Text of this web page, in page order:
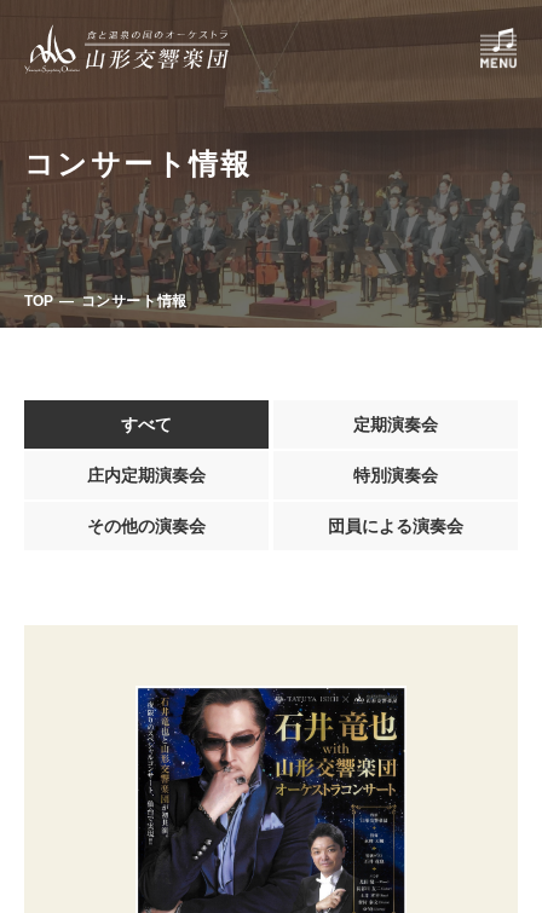
コンサート情報
TOP コンサート情報
すべて 定期演奏会
庄内定期演奏会 特別演奏会
その他の演奏会 団員による演奏会